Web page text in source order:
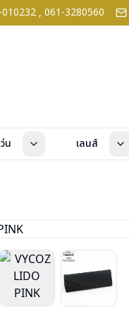
, 061-3280560
น เลนส์